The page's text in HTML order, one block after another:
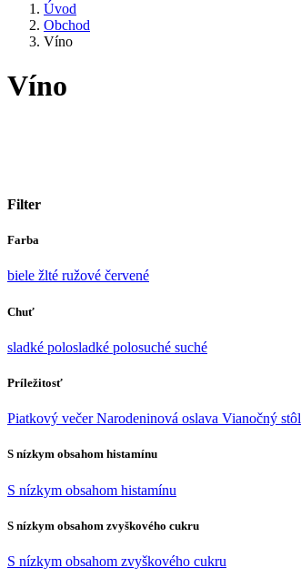
Úvod
Obchod
Víno
Víno
Filter
Farba
biele žlté ružové červené
Chuť
sladké polosladké polosuché suché
Príležitosť
Piatkový večerNarodeninová oslava Vianočný stôl
S nízkym obsahom histamínu
S nízkym obsahom histamínu
S nízkym obsahom zvyškového cukru
S nízkym obsahom zvyškového cukru